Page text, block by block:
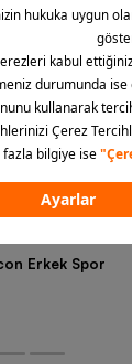
Erkek Spor